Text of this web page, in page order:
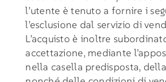
l’utente è tenuto a fornire i
l’esclusione dal servizio di
L’acquisto è inoltre
accettazione, mediante
nella casella predisposta,